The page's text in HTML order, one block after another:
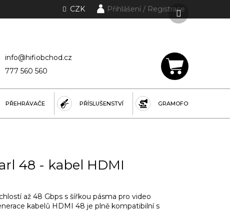
CZK Přihlášení
info@hifiobchod.cz
777 560 560
NÁKUPNÍ
PŘEHRÁVAČE PŘÍSLUŠENSTVÍ GRAMOFONY
48 - kabel HDMI
až 48 Gbps s šířkou pásma pro video
kabelů HDMI 48 je plně kompatibilní s
Další
produkt